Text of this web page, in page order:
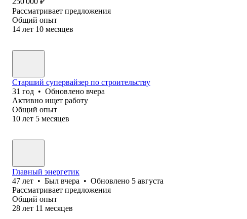
Рассматривает предложения
Общий опыт
14 лет 10 месяцев
Старший супервайзер по строительству
31 год • Обновлено вчера
Активно ищет работу
Общий опыт
10 лет 5 месяцев
Главный энергетик
47 лет • Был вчера • Обновлено 5 августа
Рассматривает предложения
Общий опыт
28 лет 11 месяцев